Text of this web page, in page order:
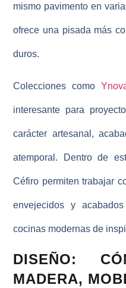
mismo pavimento en
ofrece una pisada más
duros.
Colecciones como
interesante para
carácter artesanal,
atemporal. Dentro de
Céfiro permiten trabajar
envejecidos y
cocinas modernas de
DISEÑO:
MADERA,